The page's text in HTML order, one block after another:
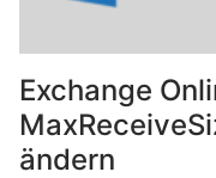
Exchange
ändern